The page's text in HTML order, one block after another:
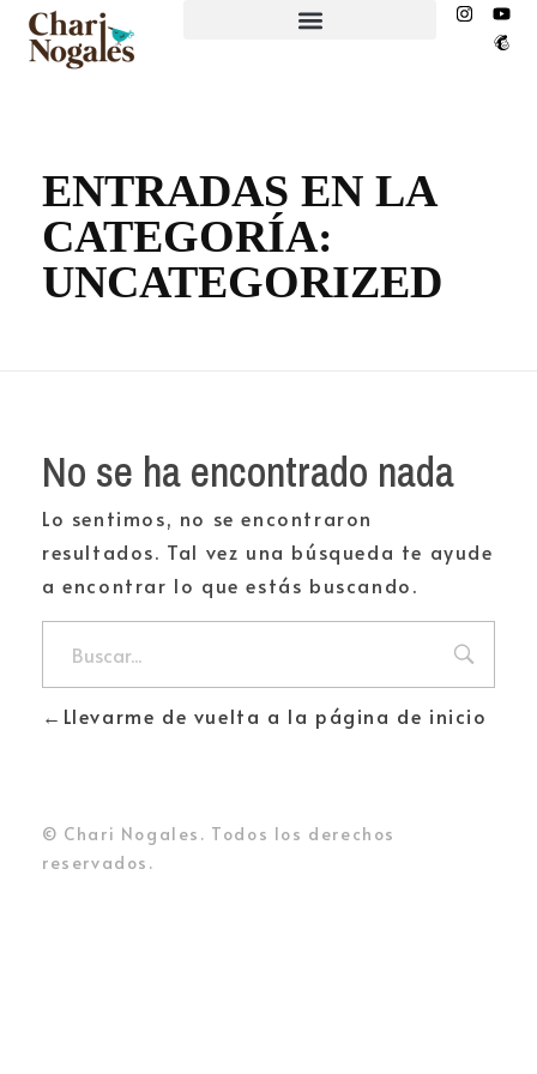
ENTRADAS EN LA
CATEGORÍA:
UNCATEGORIZED
No se ha encontrado nada
Lo sentimos, no se encontraron
resultados. Tal vez una búsqueda te ayude
a encontrar lo que estás buscando.
Llevarme de vuelta a la página de inicio
© Chari Nogales. Todos los derechos
reservados.